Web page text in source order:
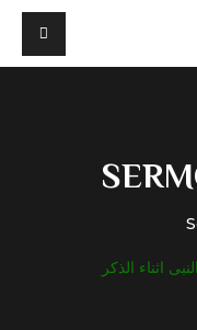
اثناء الذكر